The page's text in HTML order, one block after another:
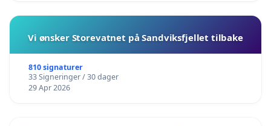
Vi ønsker Storevatnet på Sandviksfjellet tilbake
810 signaturer
33 Signeringer / 30 dager
29 Apr 2026